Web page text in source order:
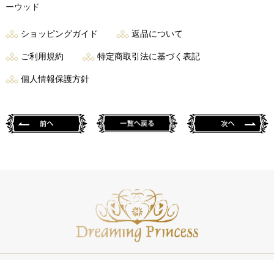
ーウッド
ショッピングガイド 返品について
ご利用規約 特定商取引法に基づく表記
個人情報保護方針